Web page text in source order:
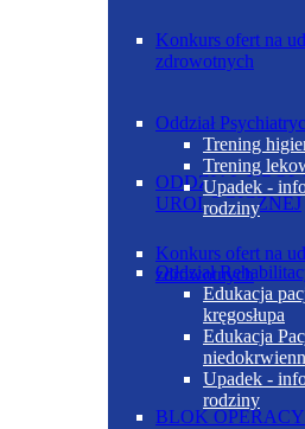
ODDZIAŁ
UROLOGICZNEJ
BLOK
Oddział
Trening
Trening
Upadek -
rodziny
Oddział
Edukacja
kręgosłupa
Edukacja
Upadek -
rodziny
Konkurs ofert na
zdrowotnych
Konkurs ofert na
zdrowotnych